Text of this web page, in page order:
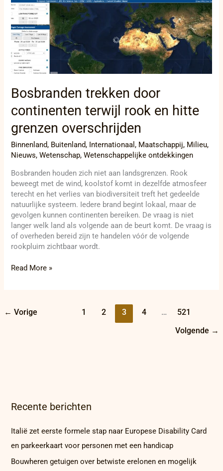
Bosbranden trekken door
continenten terwijl rook en hitte
grenzen overschrijden
Binnenland, Buitenland, Internationaal, Maatschappij, Milieu,
Nieuws,Wetenschap,Wetenschappelijke ontdekkingen
Bosbranden houden zich niet aan landsgrenzen. Rook
beweegt met de wind, koolstof komt in dezelfde atmosfeer
terecht en het verlies van biodiversiteit treft het gedeelde
natuurlijke systeem. Iedere brand begint lokaal, maar de
gevolgen kunnen continenten bereiken. De vraag is niet
langer welk land als volgende aan de beurt komt. De vraag is
of overheden bereid zijn te handelen vóór de volgende
rookpluim zichtbaar wordt.
door
continenten
terwijl
rook
hitte
grenzen
Read More »
← Vorige 1 2 3 4 … 521
Volgende →
Recente berichten
Italië zet eerste formele stap naar Europese Disability Card
en parkeerkaart voor personen met een handicap
Bouwheren getuigen over betwiste erelonen en mogelijk